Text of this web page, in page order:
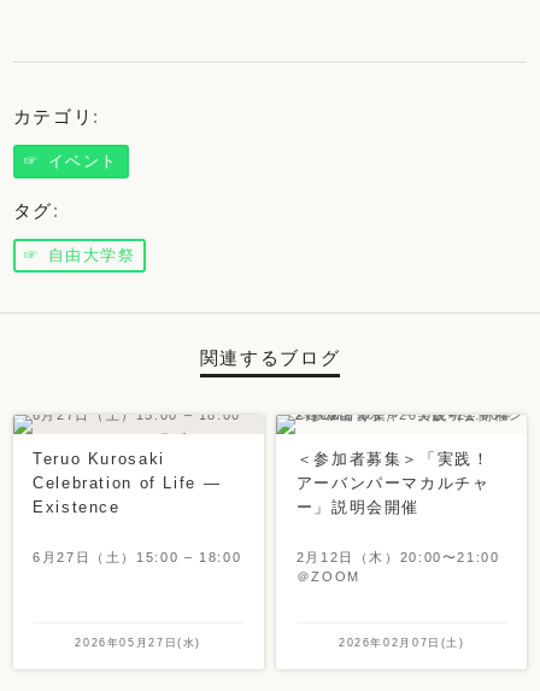
カテゴリ :
☞ イベント
タグ:
☞ 自由大学祭
関連するブログ
Teruo Kurosaki
Celebration of Life —
Existence
6月27日（土）15:00 – 18:00
2026年05月27日(水)
＜参加者募集＞「実践！
アーバンパーマカルチャ
ー」説明会開催
2月12日（木）20:00〜21:00
＠ZOOM
2026年02月07日(土)